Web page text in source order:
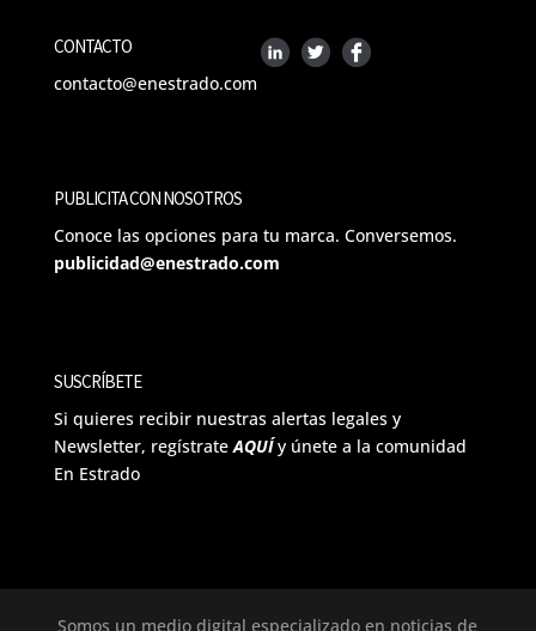
CONTACTO
contacto@enestrado.com
PUBLICITA CON NOSOTROS
Conoce las opciones para tu marca. Conversemos.
publicidad@enestrado.com
SUSCRÍBETE
Si quieres recibir nuestras alertas legales y
Newsletter, regístrateAQUÍ y únete a la comunidad
En Estrado
Somos un medio digital especializado en noticias de